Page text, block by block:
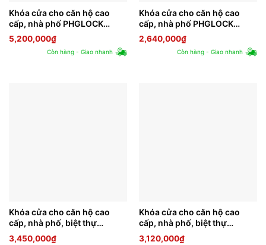
Khóa cửa cho căn hộ cao
cấp, nhà phố PHGLOCK
FP6590
5,200,000₫
Còn hàng - Giao nhanh
Khóa cửa cho căn hộ cao
cấp, nhà phố PHGLOCK
KR8161
2,640,000₫
Còn hàng - Giao nhanh
Khóa cửa cho căn hộ cao
cấp, nhà phố, biệt thự
PHGLOCK KR6135
3,450,000₫
Khóa cửa cho căn hộ cao
cấp, nhà phố, biệt thự
PHGLOCK KR8010
3,120,000₫